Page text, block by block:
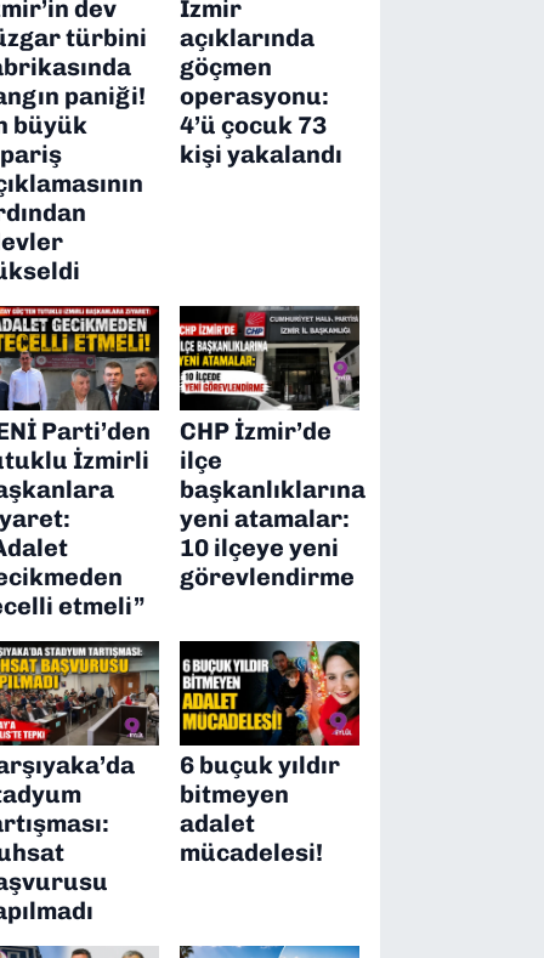
dev
türbini
paniği!
büyük
İzmir
açıklarında
göçmen
operasyonu:
4’ü çocuk 73
kişi yakalandı
Parti’den
İzmirli
etmeli”
CHP İzmir’de
ilçe
başkanlıklarına
yeni atamalar:
10 ilçeye yeni
görevlendirme
6 buçuk yıldır
bitmeyen
adalet
mücadelesi!